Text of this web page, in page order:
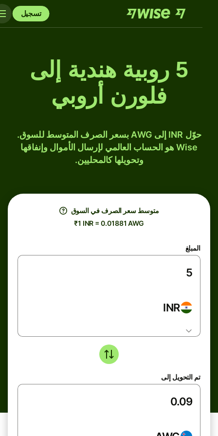
تسجيل
5 روبية هندية إلى
فلورن أروبي
حوّل INR إلى AWG بسعر الصرف المتوسط للسوق.
Wise هو الحساب العالمي لإرسال الأموال وإنفاقها
وتحويلها كالمحليين.
متوسط ​​سعر الصرف في السوق
₹1 INR = 0.01881 AWG
المبلغ
INR
تم التحويل إلى